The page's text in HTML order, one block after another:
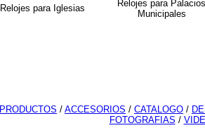
Relojes para Iglesias
Relojes para Palacios
Municipales
PRODUCTOS / ACCESORIOS / CATALOGO /
FOTOGRAFIAS /